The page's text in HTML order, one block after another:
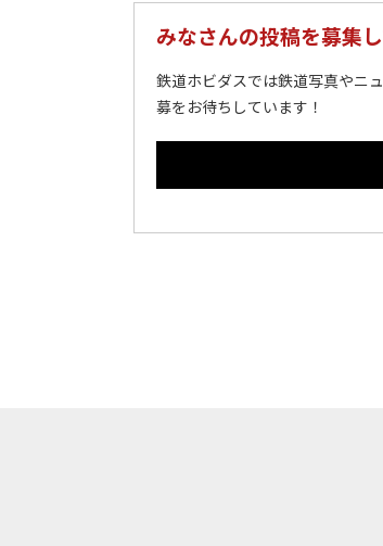
みなさんの投稿を募集
鉄道ホビダスでは鉄道写真やニ
募をお待ちしています！